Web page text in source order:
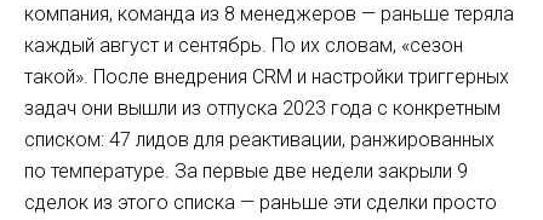
компания, команда из 8 менеджеров — раньше теряла
каждый август и сентябрь. По их словам, «сезон
такой». После внедрения CRM и настройки триггерных
задач они вышли из отпуска 2023 года с конкретным
списком: 47 лидов для реактивации, ранжированных
по температуре. За первые две недели закрыли 9
сделок из этого списка — раньше эти сделки просто